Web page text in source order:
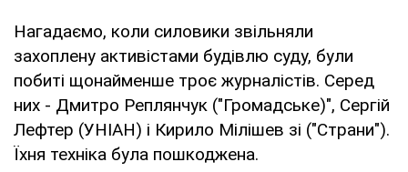
Нагадаємо, коли силовики звільняли
захоплену активістами будівлю суду, були
побиті щонайменше троє журналістів. Серед
них - Дмитро Реплянчук ("Громадське)", Сергій
Лефтер (УНІАН) і Кирило Мілішев зі ("Страни").
Їхня техніка була пошкоджена.